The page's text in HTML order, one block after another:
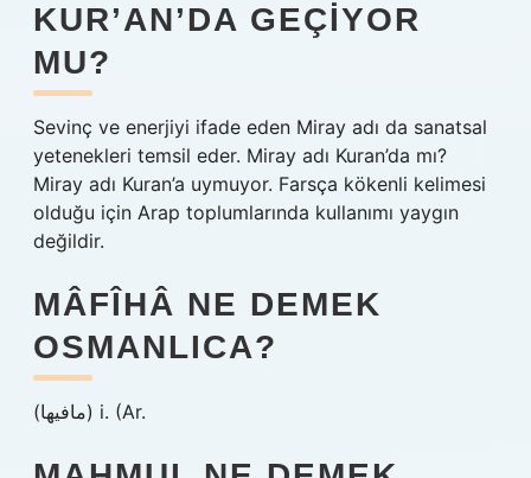
KUR’AN’DA GEÇIYOR
MU?
Sevinç ve enerjiyi ifade eden Miray adı da sanatsal
yetenekleri temsil eder. Miray adı Kuran’da mı?
Miray adı Kuran’a uymuyor. Farsça kökenli kelimesi
olduğu için Arap toplumlarında kullanımı yaygın
değildir.
MÂFÎHÂ NE DEMEK
OSMANLICA?
(ﻣﺎﻓﻴﻬﺎ) i. (Ar.